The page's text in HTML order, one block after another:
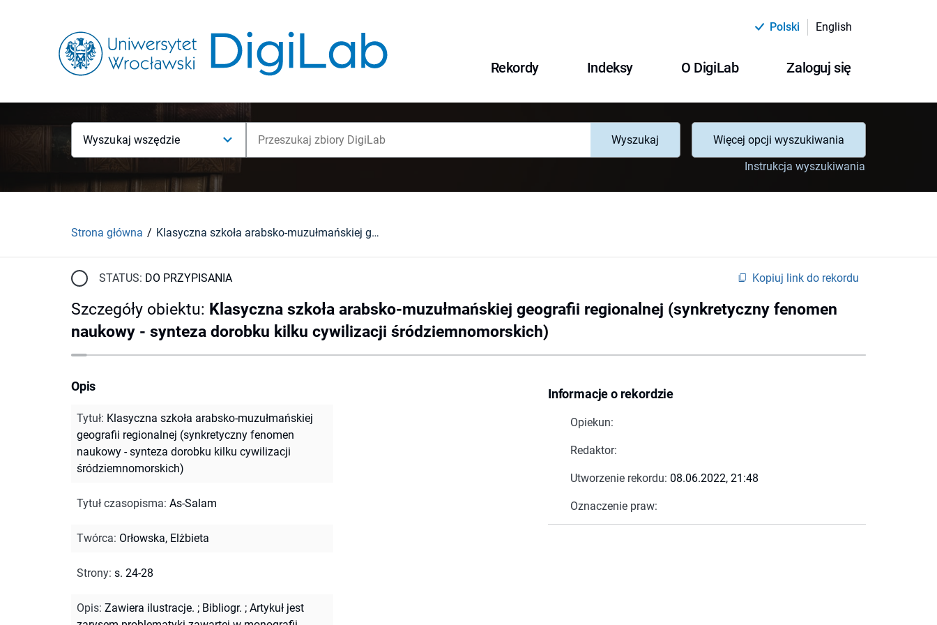
Polski English
Rekordy Indeksy O DigiLab Zaloguj się
Wyszukaj wszędzie Wyszukaj
Więcej opcji wyszukiwania
Instrukcja wyszukiwania
Strona główna Klasyczna szkoła arabsko-muzułmańskiej geografii regionalnej (synkretyczny fenomen naukowy - synteza dorobku kilku cywilizacji śródziemnomorskich)
STATUS: DO PRZYPISANIA Kopiuj link do rekordu
Szczegóły obiektu: Klasyczna szkoła arabsko-muzułmańskiej geografii regionalnej (synkretyczny fenomen
naukowy - synteza dorobku kilku cywilizacji śródziemnomorskich)
Informacje o rekordzie
Opiekun:
Redaktor:
Utworzenie rekordu: 08.06.2022, 21:48
Oznaczenie praw:
Opis
Tytuł: Klasyczna szkoła arabsko-muzułmańskiej
geografii regionalnej (synkretyczny fenomen
naukowy - synteza dorobku kilku cywilizacji
śródziemnomorskich)
Tytuł czasopisma: As-Salam
Twórca: Orłowska, Elżbieta
Strony: s. 24-28
Opis: Zawiera ilustracje. ; Bibliogr. ; Artykuł jest